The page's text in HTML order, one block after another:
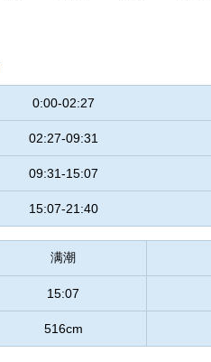
0:00-02:27
02:27-09:31
09:31-15:07
15:07-21:40
满潮
15:07
516cm